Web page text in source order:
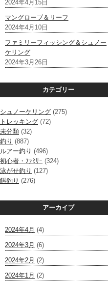
2024年4月15日
マングローブ＆リーフ
2024年4月10日
ファミリーフィッシング＆シュノー
ケリング
2024年3月26日
カテゴリー
シュノーケリング (275)
トレッキング (72)
未分類 (32)
釣り (887)
ルアー釣り (496)
初心者・ﾌｧﾐﾘｰ (324)
泳がせ釣り (127)
餌釣り (276)
アーカイブ
2024年4月 (4)
2024年3月 (6)
2024年2月 (2)
2024年1月 (2)